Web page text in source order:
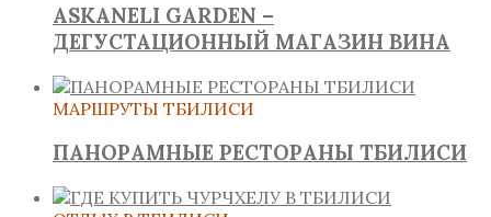
ASKANELI GARDEN –
ДЕГУСТАЦИОННЫЙ МАГАЗИН ВИНА
МАРШРУТЫ ТБИЛИСИ
ПАНОРАМНЫЕ РЕСТОРАНЫ ТБИЛИСИ